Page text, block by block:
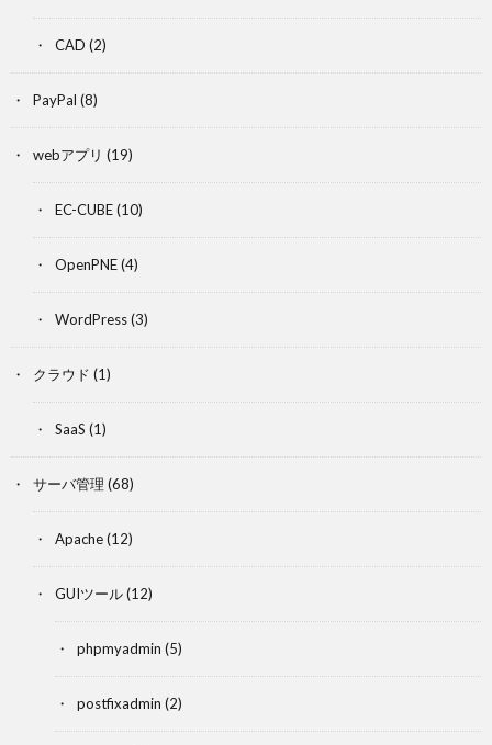
CAD (2)
PayPal (8)
webアプリ (19)
EC-CUBE(10)
OpenPNE(4)
WordPress(3)
クラウド (1)
SaaS (1)
サーバ管理 (68)
Apache(12)
GUIツール(12)
phpmyadmin (5)
postfixadmin (2)